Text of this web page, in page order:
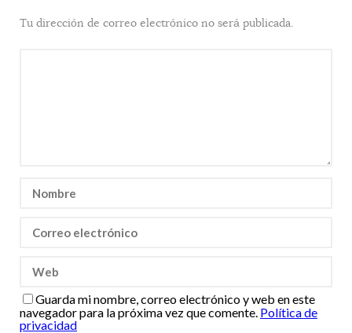
Tu dirección de correo electrónico no será publicada.
Guarda mi nombre, correo electrónico y web en este
navegador para la próxima vez que comente. Política de
privacidad